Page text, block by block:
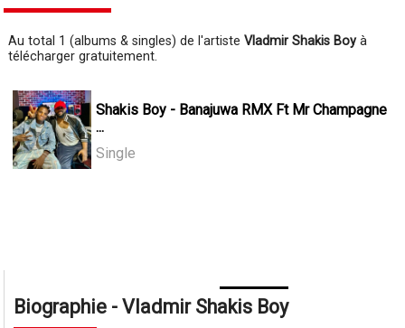
Au total 1 (albums & singles) de l'artisteVladmir Shakis Boyà
télécharger gratuitement.
Shakis Boy - Banajuwa RMX Ft Mr Champagne
...
Single
Biographie - Vladmir Shakis Boy